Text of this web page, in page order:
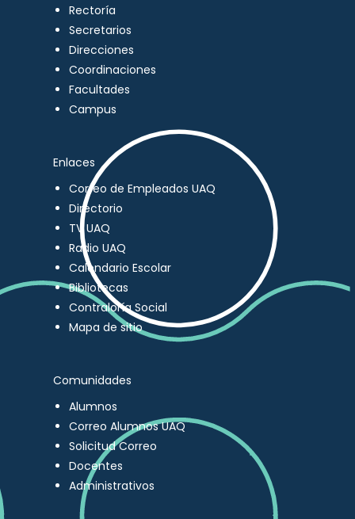
Rectoría
Secretarios
Direcciones
Coordinaciones
Facultades
Campus
Enlaces
Correo de Empleados UAQ
Directorio
TV UAQ
Radio UAQ
Calendario Escolar
Bibliotecas
Contraloría Social
Mapa de sitio
Comunidades
Alumnos
Correo Alumnos UAQ
Solicitud Correo
Docentes
Administrativos